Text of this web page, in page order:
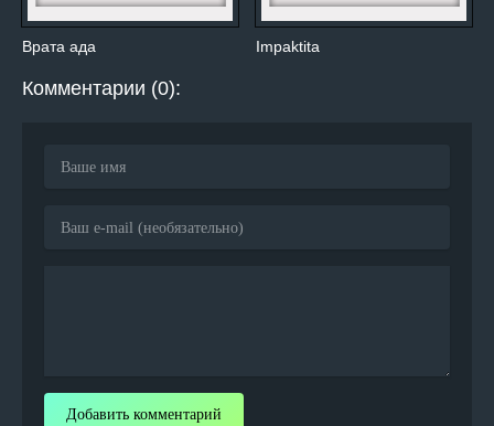
Врата ада Impaktita
Комментарии (0):
Добавить комментарий